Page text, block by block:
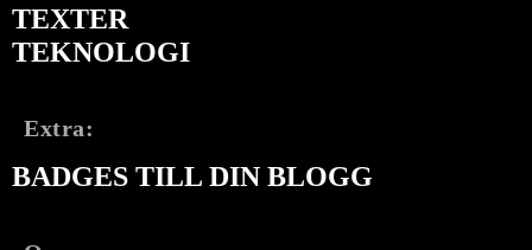
TEXTER
TEKNOLOGI
Extra:
BADGES TILL DIN BLOGG